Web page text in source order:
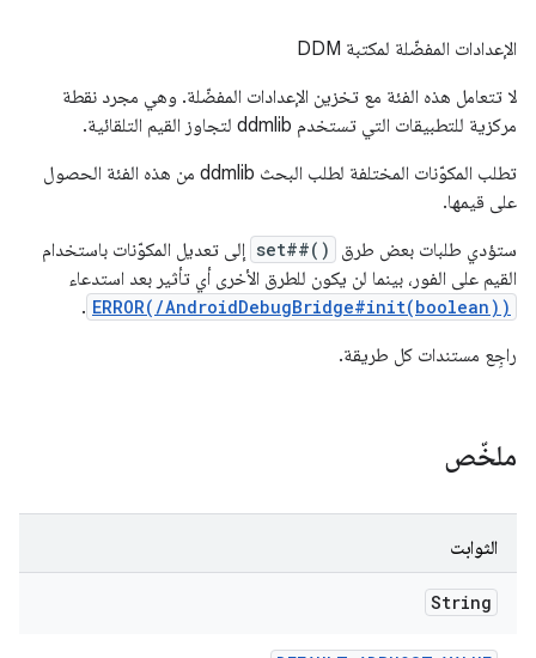
الإعدادات المفضّلة لمكتبة DDM
لا تتعامل هذه الفئة مع تخزين الإعدادات المفضّلة. وهي مجرد نقطة
مركزية للتطبيقات التي تستخدم ddmlib لتجاوز القيم التلقائية.
تطلب المكوّنات المختلفة لطلب البحث ddmlib من هذه الفئة الحصول
على قيمها.
ستؤدي طلبات بعض طرق
set##() إلى تعديل المكوّنات باستخدام
القيم على الفور، بينما لن يكون للطرق الأخرى أي تأثير بعد استدعاء
ERROR(/AndroidDebugBridge#init(boolean))
.
راجِع مستندات كل طريقة.
ملخّص
الثوابت
String